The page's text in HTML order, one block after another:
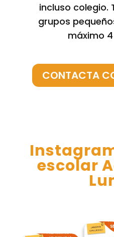
incluso colegio.
grupos
máximo
CONTACTA
escolar